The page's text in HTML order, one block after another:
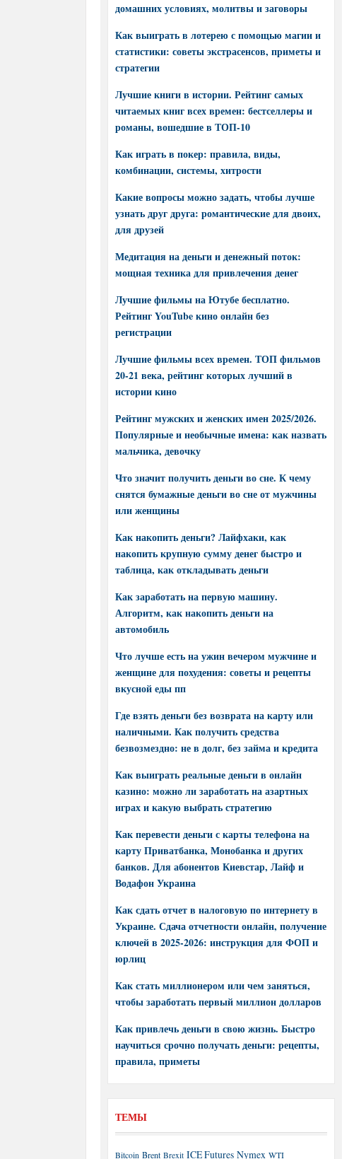
домашних условиях, молитвы и заговоры
Как выиграть в лотерею с помощью магии и
статистики: советы экстрасенсов, приметы и
стратегии
Лучшие книги в истории. Рейтинг самых
читаемых книг всех времен: бестселлеры и
романы, вошедшие в ТОП-10
Как играть в покер: правила, виды,
комбинации, системы, хитрости
Какие вопросы можно задать, чтобы лучше
узнать друг друга: романтические для двоих,
для друзей
Медитация на деньги и денежный поток:
мощная техника для привлечения денег
Лучшие фильмы на Ютубе бесплатно.
Рейтинг YouTube кино онлайн без
регистрации
Лучшие фильмы всех времен. ТОП фильмов
20-21 века, рейтинг которых лучший в
истории кино
Рейтинг мужских и женских имен 2025/2026.
Популярные и необычные имена: как назвать
мальчика, девочку
Что значит получить деньги во сне. К чему
снятся бумажные деньги во сне от мужчины
или женщины
Как накопить деньги? Лайфхаки, как
накопить крупную сумму денег быстро и
таблица, как откладывать деньги
Как заработать на первую машину.
Алгоритм, как накопить деньги на
автомобиль
Что лучше есть на ужин вечером мужчине и
женщине для похудения: советы и рецепты
вкусной еды пп
Где взять деньги без возврата на карту или
наличными. Как получить средства
безвозмездно: не в долг, без займа и кредита
Как выиграть реальные деньги в онлайн
казино: можно ли заработать на азартных
играх и какую выбрать стратегию
Как перевести деньги с карты телефона на
карту Приватбанка, Монобанка и других
банков. Для абонентов Киевстар, Лайф и
Водафон Украина
Как сдать отчет в налоговую по интернету в
Украине. Сдача отчетности онлайн, получение
ключей в 2025-2026: инструкция для ФОП и
юрлиц
Как стать миллионером или чем заняться,
чтобы заработать первый миллион долларов
Как привлечь деньги в свою жизнь. Быстро
научиться срочно получать деньги: рецепты,
правила, приметы
ТЕМЫ
Bitcoin Brent Brexit ICE Futures Nymex WTI